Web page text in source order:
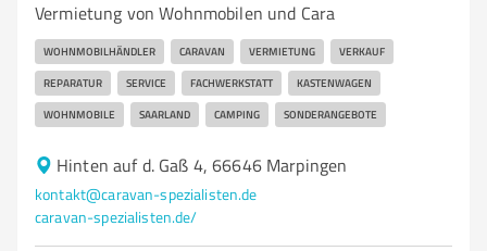
Vermietung von Wohnmobilen und Cara
WOHNMOBILHÄNDLER CARAVAN VERMIETUNG VERKAUF
REPARATUR SERVICE FACHWERKSTATT KASTENWAGEN
WOHNMOBILE SAARLAND CAMPING SONDERANGEBOTE
Hinten auf d. Gaß 4, 66646 Marpingen
kontakt@caravan-spezialisten.de
caravan-spezialisten.de/